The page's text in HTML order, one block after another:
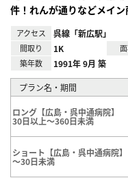
件！れんが通りなどメイ
アクセス 呉線「新広駅」
間取り 1K
築年数 1991年 9月 築
プラン名・期間
ロング【広島・呉中通病院】
30日以上～360日未満
ショート【広島・呉中通病院】
～30日未満